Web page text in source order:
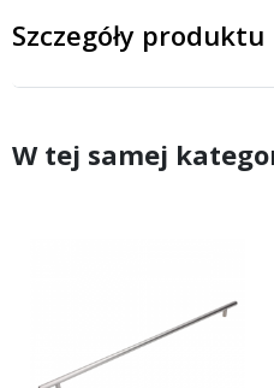
Szczegóły produktu
W tej samej